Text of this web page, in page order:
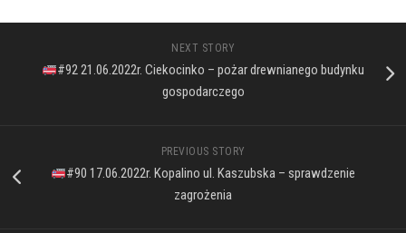
NEXT STORY
#92 21.06.2022r. Ciekocinko – pożar drewnianego budynku
gospodarczego
PREVIOUS STORY
#90 17.06.2022r. Kopalino ul. Kaszubska – sprawdzenie
zagrożenia